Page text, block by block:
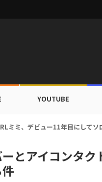
YOUTUBE
ールドカップ出入証を公開…証明
とアイコンタク